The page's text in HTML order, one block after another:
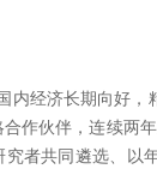
内经济长期向好
作伙伴，连续两
者共同遴选、以